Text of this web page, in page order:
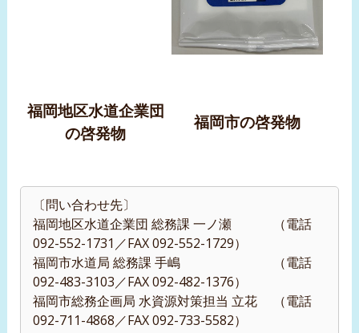
福岡地区水道企業団
の啓発物
福岡市の啓発物
〔問い合わせ先〕
福岡地区水道企業団 総務課 一ノ瀬 （電話
092-552-1731／FAX 092-552-1729）
福岡市水道局 総務課 手嶋 （電話
092-483-3103／FAX 092-482-1376）
福岡市総務企画局 水資源対策担当 立花 （電話
092-711-4868／FAX 092-733-5582）